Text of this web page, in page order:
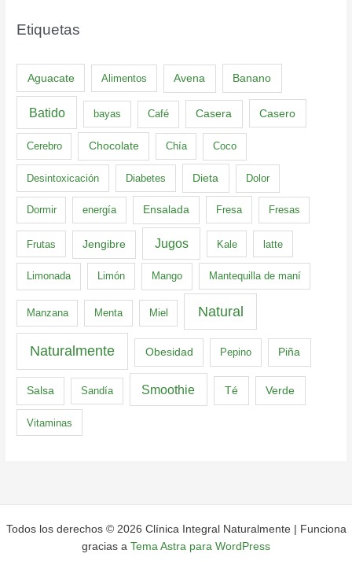
Etiquetas
Aguacate Alimentos Avena Banano
Batido bayas Café Casera Casero
Cerebro Chocolate Chía Coco
Desintoxicación Diabetes Dieta Dolor
Dormir energía Ensalada Fresa Fresas
Frutas Jengibre Jugos Kale latte
Limonada Limón Mango Mantequilla de maní
Manzana Menta Miel Natural
Naturalmente Obesidad Pepino Piña
Salsa Sandía Smoothie Té Verde
Vitaminas
Todos los derechos © 2026 Clínica Integral Naturalmente | Funciona
gracias a Tema Astra para WordPress